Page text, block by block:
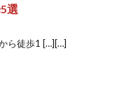
選
ら徒歩1 […][…]